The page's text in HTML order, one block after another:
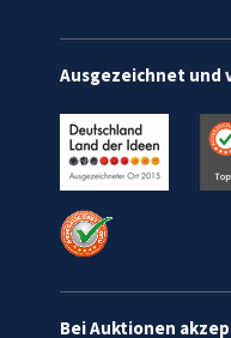
Ausgezeichnet und
Bei Auktionen